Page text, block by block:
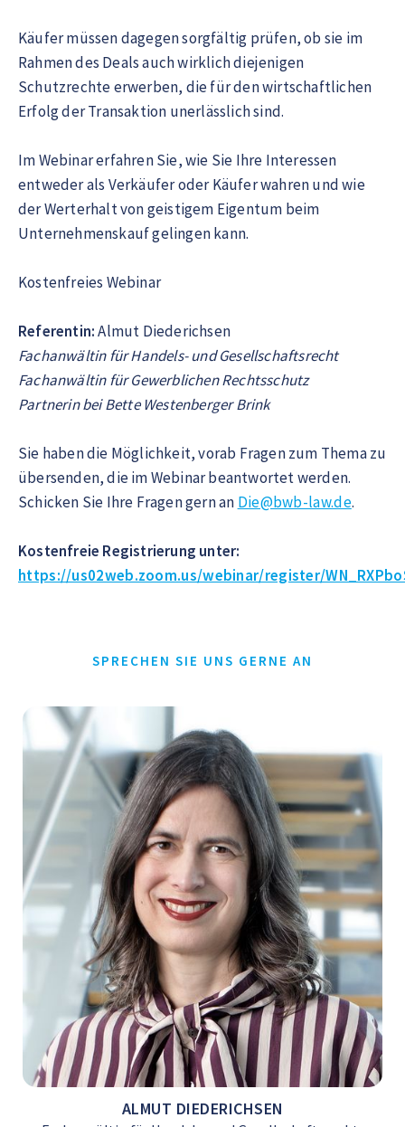
Käufer müssen dagegen sorgfältig prüfen, ob sie im
Rahmen des Deals auch wirklich diejenigen
Schutzrechte erwerben, die für den wirtschaftlichen
Erfolg der Transaktion unerlässlich sind.
Im Webinar erfahren Sie, wie Sie Ihre Interessen
entweder als Verkäufer oder Käufer wahren und wie
der Werterhalt von geistigem Eigentum beim
Unternehmenskauf gelingen kann.
Kostenfreies Webinar
Referentin:Almut Diederichsen
Fachanwältin für Handels- und Gesellschaftsrecht
Fachanwältin für Gewerblichen Rechtsschutz
Partnerin bei Bette Westenberger Brink
Sie haben die Möglichkeit, vorab Fragen zum Thema zu
übersenden, die im Webinar beantwortet werden.
Schicken Sie Ihre Fragen gern an Die@bwb-law.de.
Kostenfreie Registrierung unter:
https://us02web.zoom.us/webinar/register/
SPRECHEN SIE UNS GERNE AN
ALMUT DIEDERICHSEN